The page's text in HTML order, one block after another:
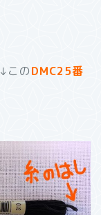
このDMC25番